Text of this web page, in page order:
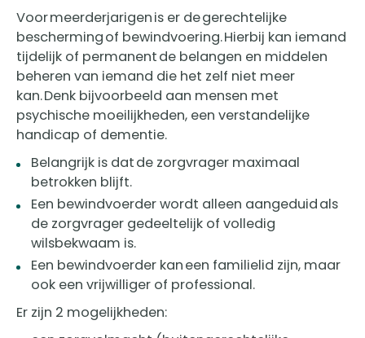
​Voor meerderjarigen is er de gerechtelijke
bescherming of bewindvoering. Hierbij kan iemand
tijdelijk of permanent de belangen en middelen
beheren van iemand die het zelf niet meer
kan. Denk bijvoorbeeld aan mensen met
psychische moeilijkheden, een verstandelijke
handicap of dementie.
Belangrijk is dat de zorgvrager maximaal
betrokken blijft.
Een bewindvoerder wordt alleen aangeduid als
de zorgvrager gedeeltelijk of volledig
wilsbekwaam is.
Een bewindvoerder kan een familielid zijn, maar
ook een vrijwilliger of professional.
Er zijn 2 mogelijkheden: